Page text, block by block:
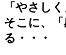
「やさし
そこに、
る・・・